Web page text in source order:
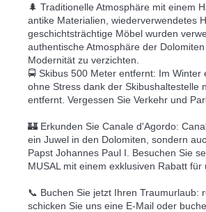
🌲 Traditionelle Atmosphäre mit einem
antike Materialien, wiederverwendetes
geschichtsträchtige Möbel wurden
authentische Atmosphäre der
Modernität zu verzichten.
🚍 Skibus 500 Meter entfernt: Im Winter
ohne Stress dank der Skibushaltestelle
entfernt. Vergessen Sie Verkehr und
🏰 Erkunden Sie Canale d'Agordo:
ein Juwel in den Dolomiten, sondern
Papst Johannes Paul I. Besuchen Sie
MUSAL mit einem exklusiven Rabatt für
📞 Buchen Sie jetzt Ihren Traumurlaub:
schicken Sie uns eine E-Mail oder